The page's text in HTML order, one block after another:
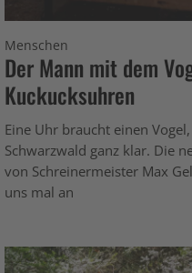
Menschen
Der Mann mit dem
Kuckucksuhren
Eine Uhr braucht einen
Schwarzwald ganz klar. Die
von Schreinermeister Max
uns mal an